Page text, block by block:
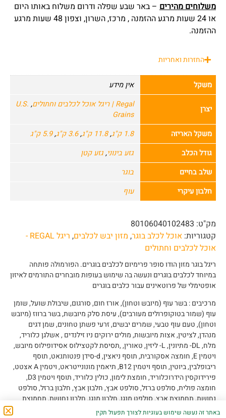
משלוחים מהירים – באר שבע שפלה ודרום משלוח באותו היום
או 24 שעות מרגע ההזמנה , מרכז, השרון, וצפון 48 שעות מרגע
ההזמנה.
החזרות ואחריות
משקל אין מידע
יצרן Regal | ריגל אוכל לכלבים וחתולים ,
U.S.
Grains
משקל האריזה
1.8 ק"ג ,11.8 ק"ג ,3.6 ק"ג ,5.9 ק"ג
גודל הכלב
גזע בינוני,גזע קטן
שלב בחיים
בוגר
חלבון עיקרי
עוף
מק"ט: 80106040102483
קטגוריות: אוכל לכלב בוגר, מזון יבש לכלבים,
ריגל REGAL -
אוכל לכלבים וחתולים
ריגל בוגר מזון הודו סופר פרימיום לכלבים בוגרים. הפורמולה פותחה
במיוחד לכלבים בוגרים ונעשה בה שימוש בעופות מובחרים התורמים לאיזון
אופטימלי של פרוטאינים עבור כלבים בוגרים
מרכיבים : בשר עוף (מיובש וטחון), אורז חום, סורגום, שיבולת שועל, שומן
עוף (שמור בטוקופרולים מעורבים), עיסת סלק מיובשת, בשר ברווז (מיובש
וטחון), טעם עוף טבעי, שמרים יבשים, זרעי פשתן טחונים, שמן דגים
מנהדן, לציטין, אצות מיובשות, מולים ירוקים ניו זילנדים , אשלגן כלוריד,
מלח, DL- מתיונין, L- ליזין, טאורין, ,תסיסת לקטצילוס אסידופילוס מיובש,
ויטמין E, חומצה אסקורבית, תוסף ניאצין, d-סידן פנטותנאט, תוסף
ריבופלבין, ביוטין, תוסף ויטמין B12, תיאמין מונונייטראט, ויטמין A אצטט,
פירידוקסין הידרוכלוריד, חומצת לימון, כולין כלוריד, תוסף ויטמין D3,
חומצה פולית, סולפט ברזל, סולפט אבץ, חלבון אבץ, חלבון ברזל, סולפט
נחושת, תחמוצת אבץ, סולפט מנגן, חלבון מנגן, חלבון נחושת, תחמוצת
מנגן, נתרן סלניט , סידן יוד.
באתר זה נעשה שימוש בעוגיות לצורך תפעול תקין